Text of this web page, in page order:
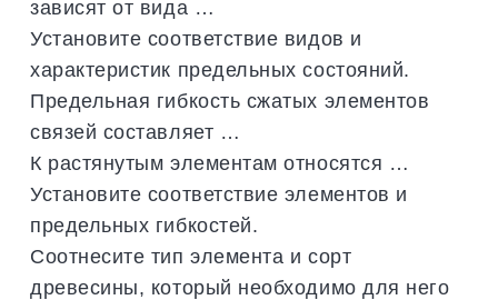
зависят от вида …
Установите соответствие видов и
характеристик предельных состояний.
Предельная гибкость сжатых элементов
связей составляет …
К растянутым элементам относятся …
Установите соответствие элементов и
предельных гибкостей.
Соотнесите тип элемента и сорт
древесины, который необходимо для него